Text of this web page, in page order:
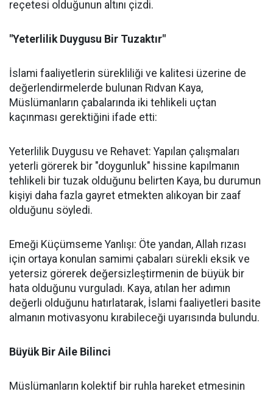
reçetesi olduğunun altını çizdi.
"Yeterlilik Duygusu Bir Tuzaktır"
İslami faaliyetlerin sürekliliği ve kalitesi üzerine de
değerlendirmelerde bulunan Rıdvan Kaya,
Müslümanların çabalarında iki tehlikeli uçtan
kaçınması gerektiğini ifade etti:
Yeterlilik Duygusu ve Rehavet: Yapılan çalışmaları
yeterli görerek bir "doygunluk" hissine kapılmanın
tehlikeli bir tuzak olduğunu belirten Kaya, bu durumun
kişiyi daha fazla gayret etmekten alıkoyan bir zaaf
olduğunu söyledi.
Emeği Küçümseme Yanlışı: Öte yandan, Allah rızası
için ortaya konulan samimi çabaları sürekli eksik ve
yetersiz görerek değersizleştirmenin de büyük bir
hata olduğunu vurguladı. Kaya, atılan her adımın
değerli olduğunu hatırlatarak, İslami faaliyetleri basite
almanın motivasyonu kırabileceği uyarısında bulundu.
Büyük Bir Aile Bilinci
Müslümanların kolektif bir ruhla hareket etmesinin